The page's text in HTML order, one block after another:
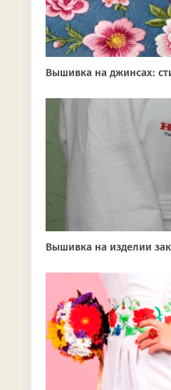
Вышивка на джинсах:
Вышивка на изделии